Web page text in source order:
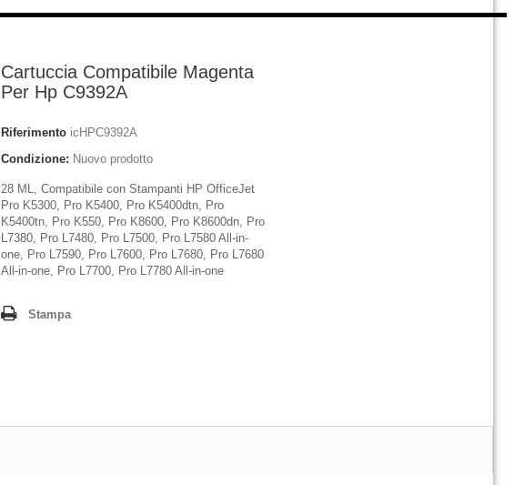
Cartuccia Compatibile Magenta
Per Hp C9392A
Riferimento icHPC9392A
Condizione: Nuovo prodotto
28 ML, Compatibile con Stampanti HP OfficeJet
Pro K5300, Pro K5400, Pro K5400dtn, Pro
K5400tn, Pro K550, Pro K8600, Pro K8600dn, Pro
L7380, Pro L7480, Pro L7500, Pro L7580 All-in-
one, Pro L7590, Pro L7600, Pro L7680, Pro L7680
All-in-one, Pro L7700, Pro L7780 All-in-one
Stampa